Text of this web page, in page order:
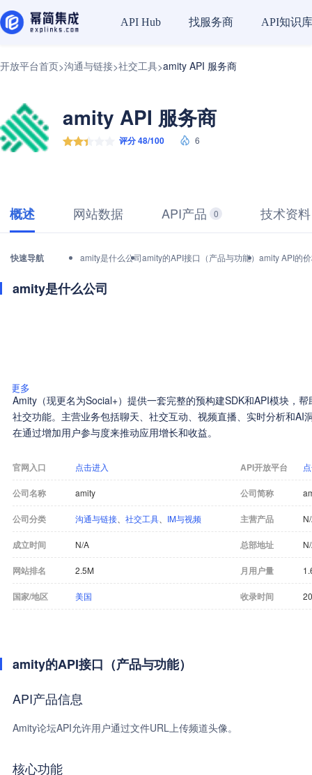
API Hub 找服务商 API知识库
开放平台首页>沟通与链接>社交工具>amity API 服务商
amity API 服务商
评分 48/100 6
概述 网站数据 API产品 0 技术资料
快速导航 amity是什么公司amity的API接口（产品与功能） amity API的
amity是什么公司
更多
Amity（现更名为Social+）提供一套完整的预构建SDK和API模块，
社交功能。主营业务包括聊天、社交互动、视频直播、实时分析和AI
在通过增加用户参与度来推动应用增长和收益。
官网入口 点击进入 API开放平台
公司名称 amity 公司简称
公司分类 沟通与链接 社交工具 IM与视频 主营产品
成立时间 N/A 总部地址
网站排名 2.5M 月用户量
国家/地区 美国 收录时间
amity的API接口（产品与功能）
API产品信息
Amity论坛API允许用户通过文件URL上传频道头像。
核心功能